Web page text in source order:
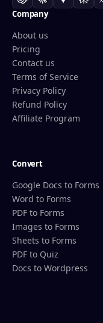
Company
About us
Pricing
Contact us
Terms of Service
Privacy Policy
Refund Policy
Affiliate Program
Convert
Google Docs to Forms
Word to Forms
PDF to Forms
Images to Forms
Sheets to Forms
PDF to Quiz
Docs to Wordpress